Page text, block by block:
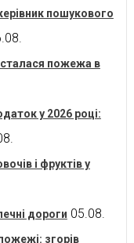
пошукового
сталася пожежа в
у 2026 році:
і фруктів у
дороги 05.08.
згорів